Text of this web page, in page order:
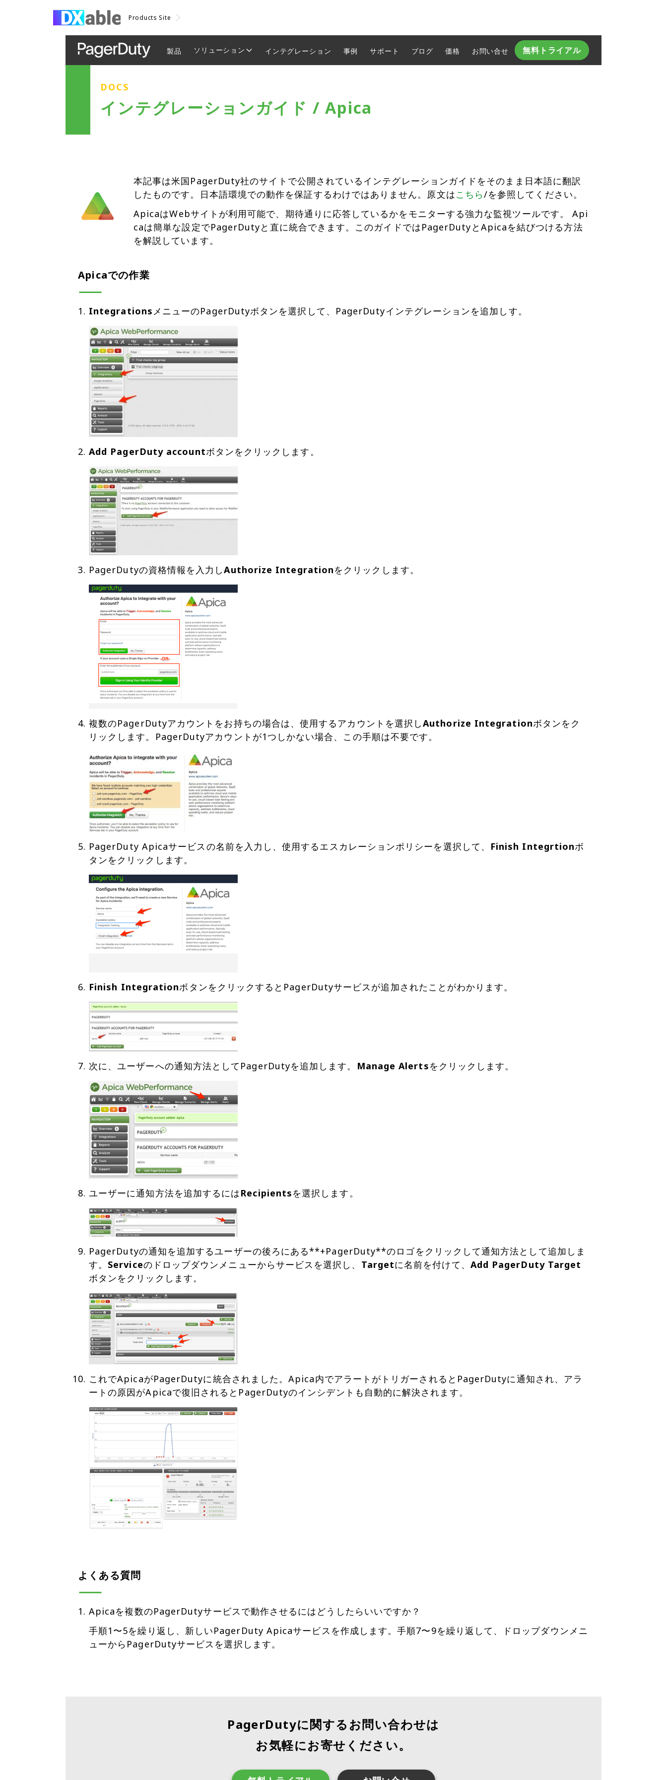
Products Site
製品 ソリューション インテグレーション 事例 サポート ブログ 価格 お問い合せ​ 無料トライアル
DOCS
インテグレーションガイド / Apica
本記事は米国PagerDuty社のサイトで公開されているインテグレーションガイドをそのまま日本語に翻訳
したものです。日本語環境での動作を保証するわけではありません。原文はこちら/を参照してください。
ApicaはWebサイトが利用可能で、期待通りに応答しているかをモニターする強力な監視ツールです。 Api
caは簡単な設定でPagerDutyと直に統合できます。このガイドではPagerDutyとApicaを結びつける方法
を解説しています。
Apicaでの作業
Integrations
Add PagerDuty account
PagerDutyの資格情報を入力しAuthorize Integration
複数のPagerDutyアカウントをお持ちの場合は、使用するアカウントを選択しAuthorize Integrationボタンをク
PagerDuty Apicaサービスの名前を入力し、使用するエスカレーションポリシーを選択して、 Finish Integrtionボ
Finish Integration
次に、ユーザーへの通知方法としてPagerDutyを追加します。 Manage Alerts
ユーザーに通知方法を追加するにはRecipients
PagerDutyの通知を追加するユーザーの後ろにある**+PagerDuty**のロゴをクリックして通知方法として追加しま
す。 Serviceのドロップダウンメニューからサービスを選択し、 Targetに名前を付けて、 Add PagerDuty Target
これでApicaがPagerDutyに統合されました。Apica内でアラートがトリガーされるとPagerDutyに通知され、アラ
よくある質問
Apicaを複数のPagerDutyサービスで動作させるにはどうしたらいいですか？
手順1〜5を繰り返し、新しいPagerDuty Apicaサービスを作成します。手順7〜9を繰り返して、ドロップダウンメニ
ューからPagerDutyサービスを選択します。
PagerDutyに関するお問い合わせは
お気軽にお寄せください。